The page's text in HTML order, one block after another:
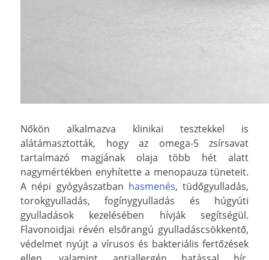
Nőkön alkalmazva klinikai tesztekkel is
alátámasztották, hogy az omega-5 zsírsavat
tartalmazó magjának olaja több hét alatt
nagymértékben enyhítette a menopauza tüneteit.
A népi gyógyászatban hasmenés, tüdőgyulladás,
torokgyulladás, fogínygyulladás és húgyúti
gyulladások kezelésében hívják segítségül.
Flavonoidjai révén elsőrangú gyulladáscsökkentő,
védelmet nyújt a vírusos és bakteriális fertőzések